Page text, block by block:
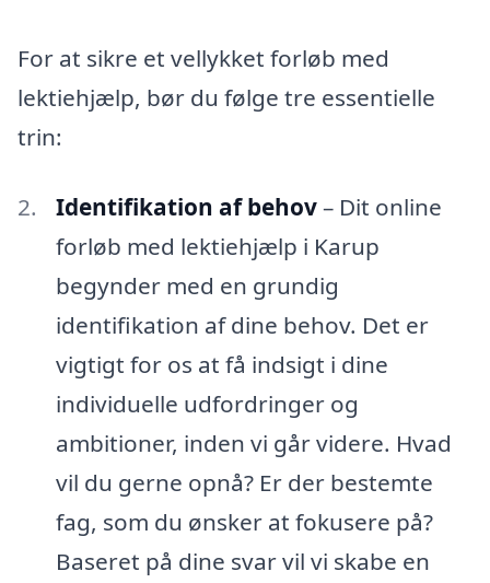
For at sikre et vellykket forløb med
lektiehjælp, bør du følge tre essentielle
trin:
Identifikation af behov– Dit online
forløb med lektiehjælp i Karup
begynder med en grundig
identifikation af dine behov. Det er
vigtigt for os at få indsigt i dine
individuelle udfordringer og
ambitioner, inden vi går videre. Hvad
vil du gerne opnå? Er der bestemte
fag, som du ønsker at fokusere på?
Baseret på dine svar vil vi skabe en